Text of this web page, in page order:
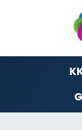
Hava
Trafik